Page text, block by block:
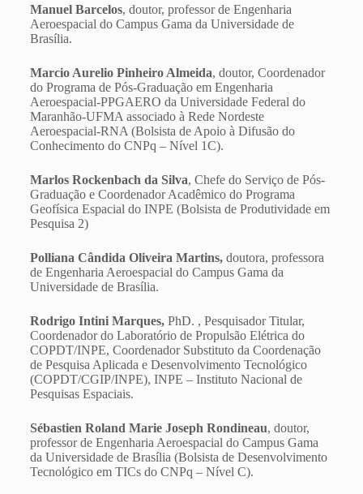
Manuel Barcelos, doutor, professor de Engenharia
Aeroespacial do Campus Gama da Universidade de
Brasília.
Marcio Aurelio Pinheiro Almeida, doutor, Coordenador
do Programa de Pós-Graduação em Engenharia
Aeroespacial-PPGAERO da Universidade Federal do
Maranhão-UFMA associado à Rede Nordeste
Aeroespacial-RNA (Bolsista de Apoio à Difusão do
Conhecimento do CNPq – Nível 1C).
Marlos Rockenbach da Silva, Chefe do Serviço de Pós-
Graduação e Coordenador Acadêmico do Programa
Geofísica Espacial do INPE (Bolsista de Produtividade em
Pesquisa 2)
Polliana Cândida Oliveira Martins, doutora, professora
de Engenharia Aeroespacial do Campus Gama da
Universidade de Brasília.
Rodrigo Intini Marques,PhD. , Pesquisador Titular,
Coordenador do Laboratório de Propulsão Elétrica do
COPDT/INPE, Coordenador Substituto da Coordenação
de Pesquisa Aplicada e Desenvolvimento Tecnológico
(COPDT/CGIP/INPE), INPE – Instituto Nacional de
Pesquisas Espaciais.
Sébastien Roland Marie Joseph Rondineau, doutor,
professor de Engenharia Aeroespacial do Campus Gama
da Universidade de Brasília (Bolsista de Desenvolvimento
Tecnológico em TICs do CNPq – Nível C).